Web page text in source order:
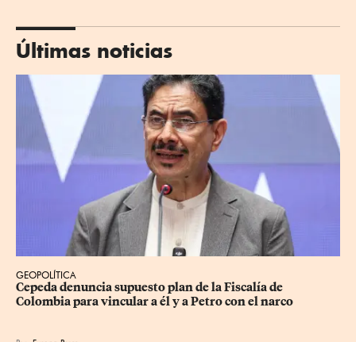
Últimas noticias
GEOPOLÍTICA
Cepeda denuncia supuesto plan de la Fiscalía de
Colombia para vincular a él y a Petro con el narco